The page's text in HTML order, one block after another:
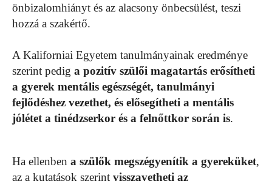
önbizalomhiányt és az alacsony önbecsülést, teszi
hozzá a szakértő.
A Kaliforniai Egyetem tanulmányainak eredménye
szerint pedig a pozitív szülői magatartás erősítheti
a gyerek mentális egészségét, tanulmányi
fejlődéshez vezethet, és elősegítheti a mentális
jólétet a tinédzserkor és a felnőttkor során is.
Ha ellenben a szülők megszégyenítik a gyereküket,
az a kutatások szerint visszavetheti az